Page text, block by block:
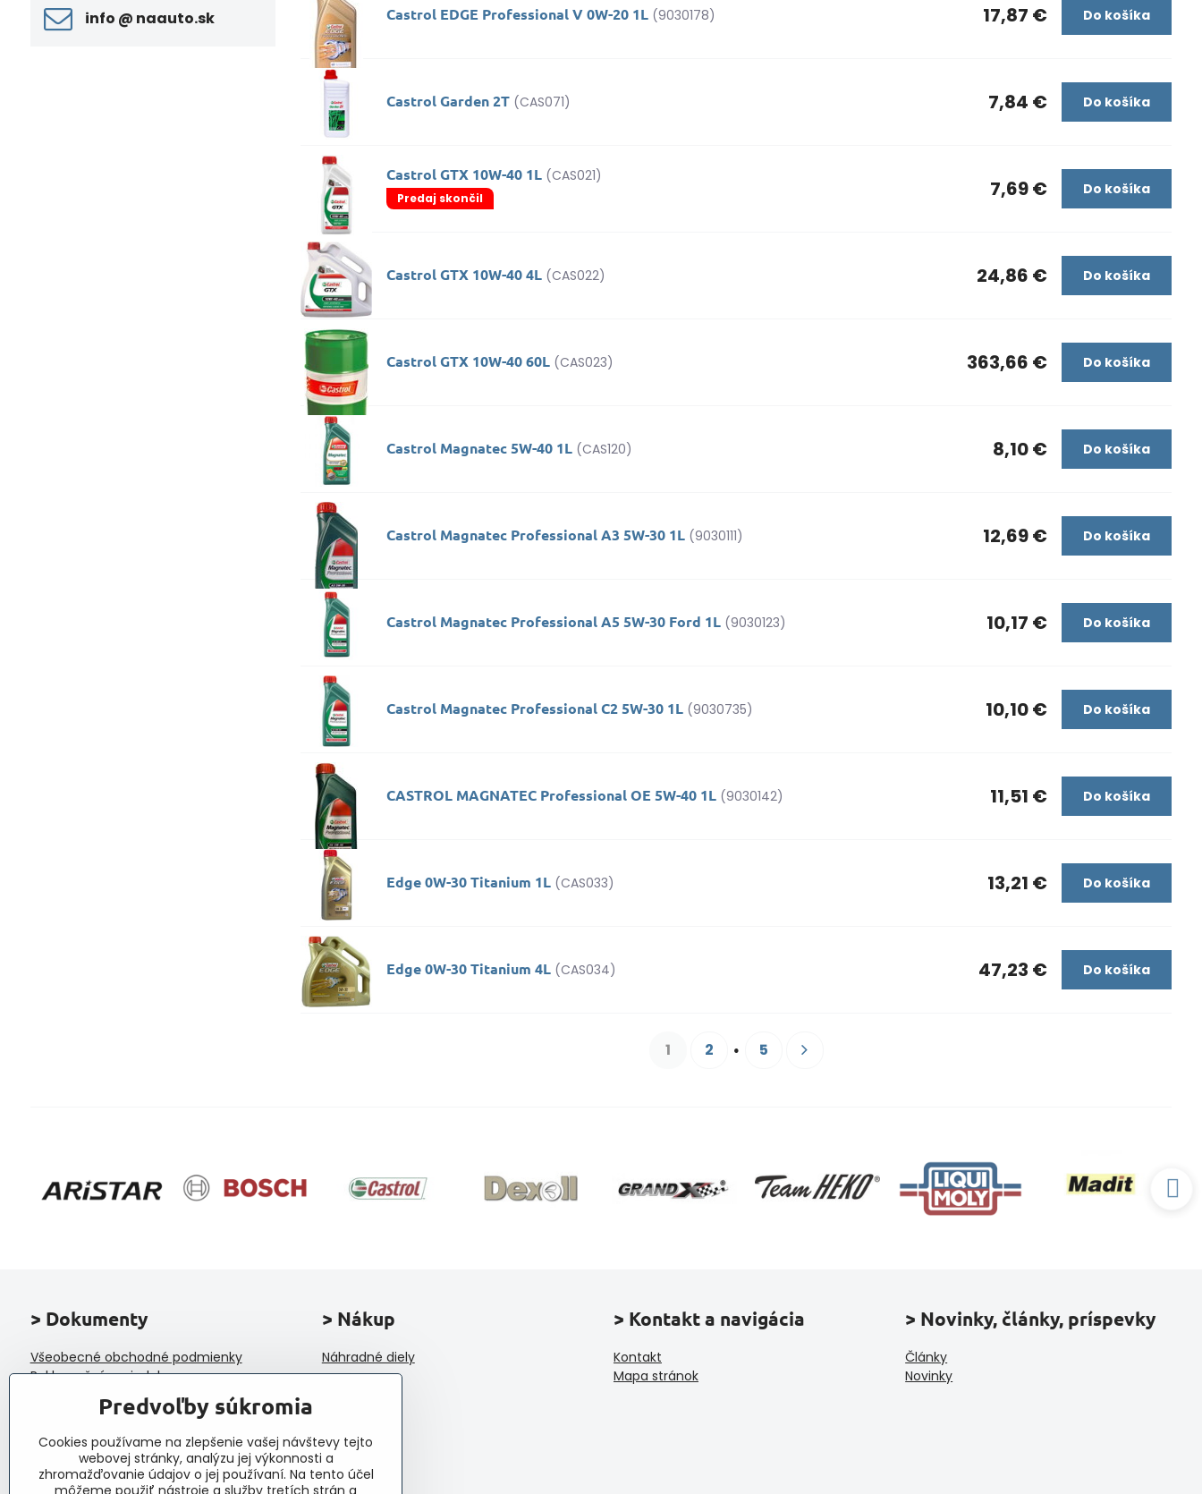
Castrol EDGE Professional V 0W-20 1L (9030178) 17,87 € Do košíka
Castrol Garden 2T (CAS071) 7,84 € Do košíka
Castrol GTX 10W-40 1L (CAS021)
Predaj skončil 7,69 € Do košíka
Castrol GTX 10W-40 4L (CAS022) 24,86 € Do košíka
Castrol GTX 10W-40 60L (CAS023) 363,66 € Do košíka
Castrol Magnatec 5W-40 1L (CAS120) 8,10 € Do košíka
Castrol Magnatec Professional A3 5W-30 1L (9030111) 12,69 € Do košíka
Castrol Magnatec Professional A5 5W-30 Ford 1L (9030123) 10,17 € Do košíka
Castrol Magnatec Professional C2 5W-30 1L (9030735) 10,10 € Do košíka
CASTROL MAGNATEC Professional OE 5W-40 1L (9030142) 11,51 € Do košíka
Edge 0W-30 Titanium 1L (CAS033) 13,21 € Do košíka
Edge 0W-30 Titanium 4L (CAS034) 47,23 € Do košíka
1 2 5
info ​@ naauto​.sk
> Dokumenty
Všeobecné obchodné podmienky
Reklamačný poriadok
Ochrana osobných údajov a poučenie o
Reklamačný formulár
Formulár na odstúpenie od zmluvy
Protokol o prijatí a vybavení reklamácie
Veľkoobchod
> Nákup
Náhradné diely
> Kontakt a navigácia
Kontakt
Mapa stránok
> Novinky, články, príspevky
Články
Novinky
Predvoľby súkromia
Cookies používame na zlepšenie vašej návštevy tejto
webovej stránky, analýzu jej výkonnosti a
zhromažďovanie údajov o jej používaní. Na tento účel
môžeme použiť nástroje a služby tretích strán a